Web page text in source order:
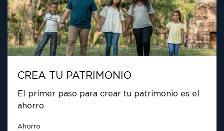
CREA TU PATRIMONIO
El primer paso para crear tu patrimonio es el
ahorro
Ahorro